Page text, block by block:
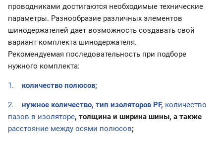
проводниками достигаются необходимые технические
параметры. Разнообразие различных элементов
шинодержателей дает возможность создавать свой
вариант комплекта шинодержателя.
Рекомендуемая последовательность при подборе
нужного комплекта:
1. количество полюсов;
2. нужное количество, тип изоляторов PF, количество
пазов в изоляторе, толщина и ширина шины, а также
расстояние между осями полюсов;